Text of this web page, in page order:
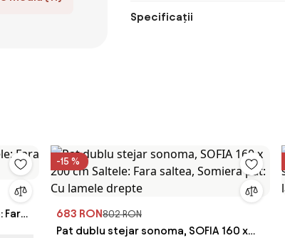
Specificații
Fara
-15 %
683 RON802 RON
Pat dublu stejar sonoma, SOFIA 160 x